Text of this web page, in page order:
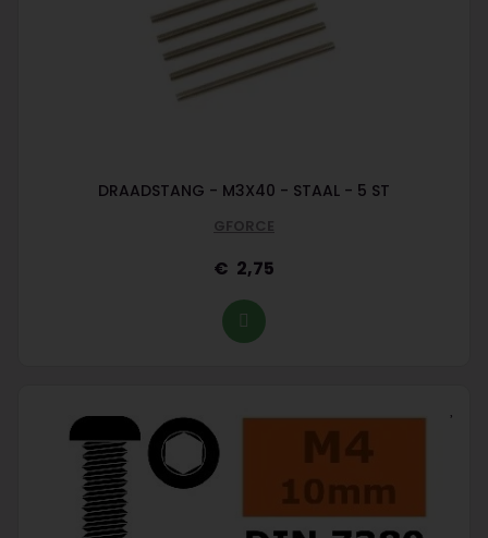
DRAADSTANG - M3X40 - STAAL - 5 ST
GFORCE
2,75